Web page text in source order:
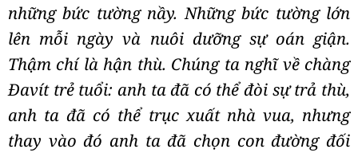
những bức tường nầy. Những bức tường lớn
lên mỗi ngày và nuôi dưỡng sự oán giận.
Thậm chí là hận thù. Chúng ta nghĩ về chàng
Đavít trẻ tuổi: anh ta đã có thể đòi sự trả thù,
anh ta đã có thể trục xuất nhà vua, nhưng
thay vào đó anh ta đã chọn con đường đối